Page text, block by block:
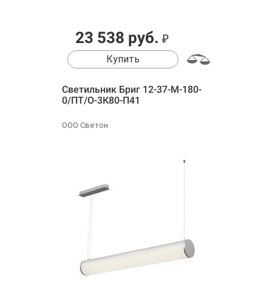
23 538 руб. ₽
Купить
Светильник Бриг 12-37-М-180-
0/ПТ/О-3К80-П41
ООО Светон